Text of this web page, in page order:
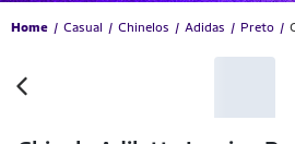
Home Casual Chinelos Adidas Preto
-31% OFF